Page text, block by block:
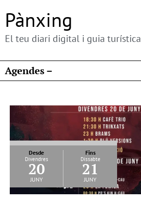
Pànxing
El teu diari digital i guia turística
Agendes –
Desde
Divendres
20
juny
Fins
Dissabte
21
juny